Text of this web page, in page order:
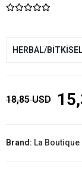
HERBAL/
18,85 USD
Brand: La Boutique